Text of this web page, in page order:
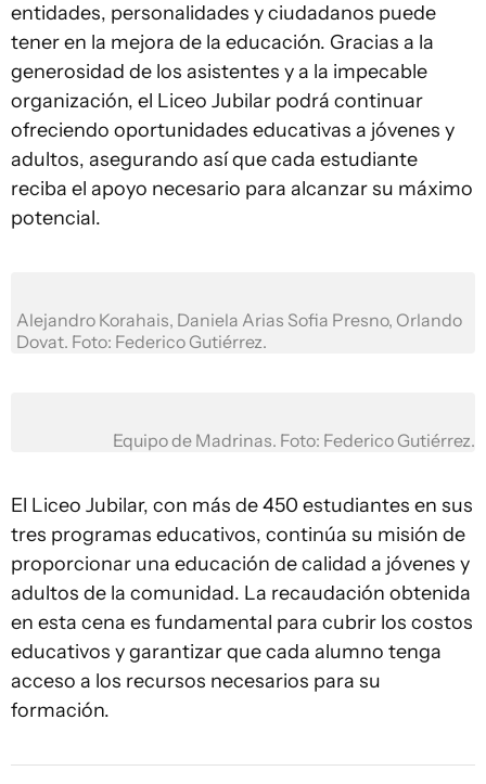
entidades, personalidades y ciudadanos puede
tener en la mejora de la educación. Gracias a la
generosidad de los asistentes y a la impecable
organización, el Liceo Jubilar podrá continuar
ofreciendo oportunidades educativas a jóvenes y
adultos, asegurando así que cada estudiante
reciba el apoyo necesario para alcanzar su máximo
potencial.
Alejandro Korahais, Daniela Arias Sofia Presno, Orlando
Dovat. Foto: Federico Gutiérrez.
Equipo de Madrinas. Foto: Federico Gutiérrez.
El Liceo Jubilar, con más de 450 estudiantes en sus
tres programas educativos, continúa su misión de
proporcionar una educación de calidad a jóvenes y
adultos de la comunidad. La recaudación obtenida
en esta cena es fundamental para cubrir los costos
educativos y garantizar que cada alumno tenga
acceso a los recursos necesarios para su
formación.